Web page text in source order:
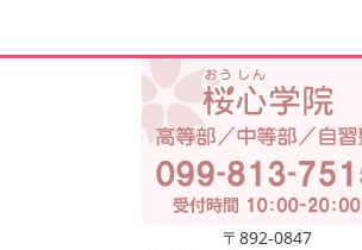
〒892-0847